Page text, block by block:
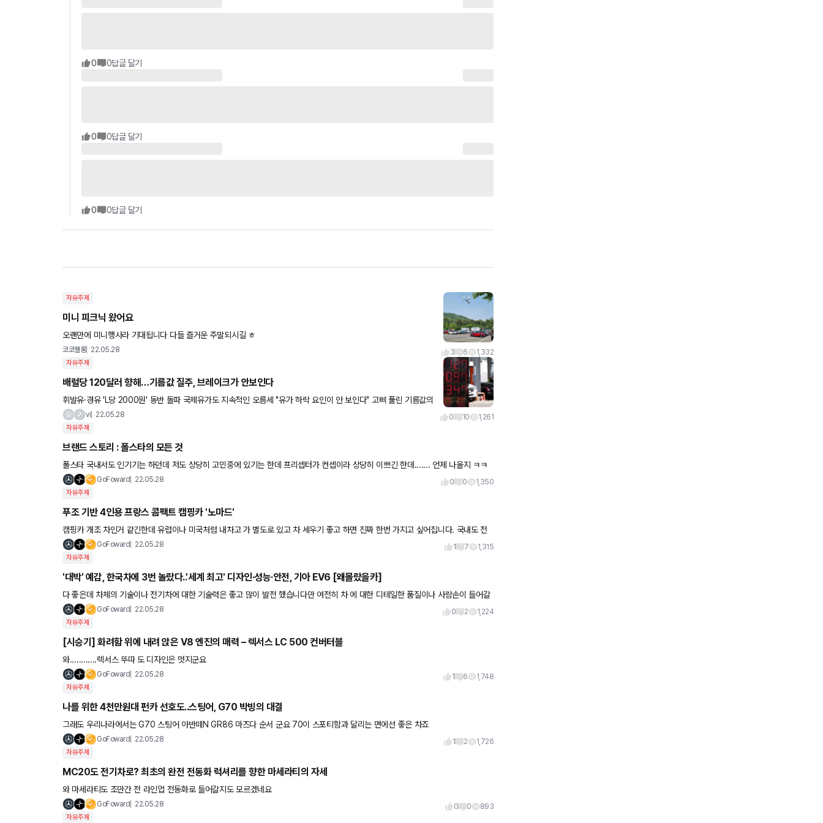
0 0답글 달기
0 0답글 달기
0 0답글 달기
자유주제
미니 피크닉 왔어요
오랜만에 미니행사라 기대됩니다 다들 즐거운 주말되시길 ㅎ
코코멜롱 22.05.28 3 6 1,332
자유주제
배럴당 120달러 향해…기름값 질주, 브레이크가 안보인다
휘발유·경유 'L당 2000원' 동반 돌파 국제유가도 지속적인 오름세 "유가 하락 요인이 안 보인다" 고삐 풀린 기름값의
상승세가 예사롭지 않다. 최근 국내 휘발유와 경유 평균 가격이 나란히 리
vi 22.05.28 0 10 1,261
자유주제
브랜드 스토리 : 폴스타의 모든 것
폴스타 국내서도 인기기는 하던데 저도 상당히 고민중에 있기는 한데 프리셉터가 컨셉이라 상당히 이쁘긴 한데....... 언제 나올지 ㅋㅋ
ㅋㅋㅋ 원래 볼보 고성능 브랜드였는데 전기차 브랜드로 독립하면
GoFoward 22.05.28 0 0 1,350
자유주제
푸조 기반 4인용 프랑스 콤팩트 캠핑카 '노마드'
캠핑카 개조 차인거 같긴한데 유럽이나 미국처럼 내차고 가 별도로 있고 차 세우기 좋고 하면 진짜 한번 가지고 싶어집니다. 국내도 전
원주택 살면 가능하지 않을까도 싶구요
GoFoward 22.05.28 1 7 1,315
자유주제
'대박' 예감, 한국차에 3번 놀랐다..'세계 최고' 디자인·성능·안전, 기아 EV6 [왜몰랐을카]
다 좋은데 차체의 기술이나 전기차에 대한 기술력은 좋고 많이 발전 했습니다만 여전히 차 에 대한 디테일한 품질이나 사람손이 들어갈
수 밖에 없는 부분들이나 차기본에 대한건 조금 부족한 느낌입니다.
GoFoward 22.05.28 0 2 1,224
자유주제
[시승기] 화려함 위에 내려 앉은 V8 엔진의 매력 – 렉서스 LC 500 컨버터블
와............렉서스 뚜따 도 디자인은 멋지군요
GoFoward 22.05.28 1 6 1,748
자유주제
나를 위한 4천만원대 펀카 선호도..스팅어, G70 박빙의 대결
그래도 우리나라에서는 G70 스팅어 아반떼N GR86 마즈다 순서 군요 70이 스포티함과 달리는 면에선 좋은 차죠
GoFoward 22.05.28 1 2 1,726
자유주제
MC20도 전기차로? 최초의 완전 전동화 럭셔리를 향한 마세라티의 자세
와 마세라티도 조만간 전 라인업 전동화로 들어갈지도 모르겠네요
GoFoward 22.05.28 0 0 893
자유주제